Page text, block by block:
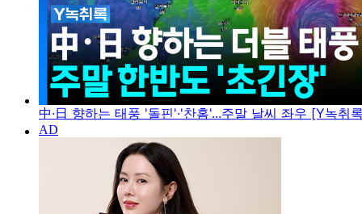
中·日 향하는 태풍 '돌핀'·'찬홈'...주말 날씨 좌우 [Y녹취